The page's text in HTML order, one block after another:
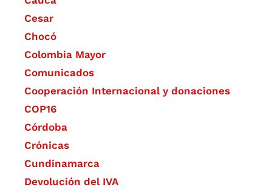
Cesar
Chocó
Colombia Mayor
Comunicados
Cooperación Internacional y donaciones
COP16
Córdoba
Crónicas
Cundinamarca
Devolución del IVA